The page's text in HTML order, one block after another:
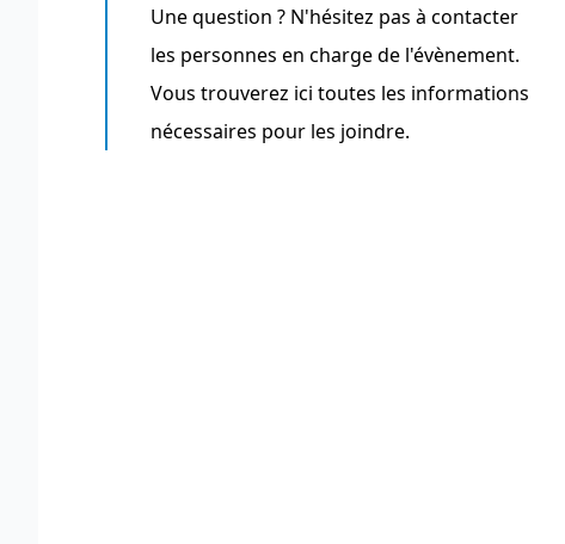
Une question ? N'hésitez pas à contacter
les personnes en charge de l'évènement.
Vous trouverez ici toutes les informations
nécessaires pour les joindre.